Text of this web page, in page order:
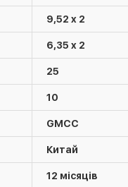
9,52 x 2
6,35 x 2
25
10
GMCC
Китай
12 місяців